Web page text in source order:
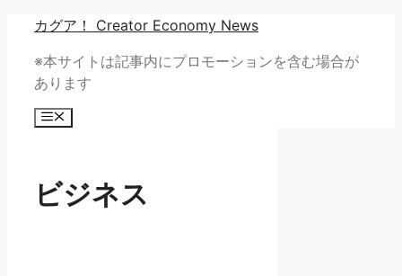
カグア！ Creator Economy News
※本サイトは記事内にプロモーションを含む場合が
あります
メ
ビジネス